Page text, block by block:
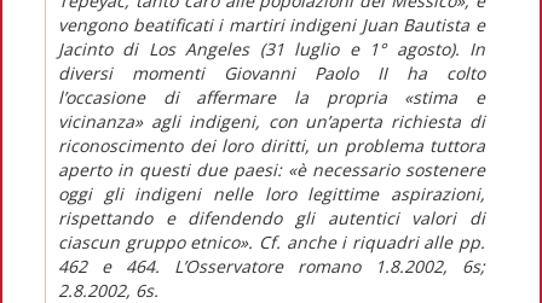
vengono beatificati i martiri indigeni Juan Bautista e
Jacinto di Los Angeles (31 luglio e 1° agosto). In
diversi momenti Giovanni Paolo II ha colto
l’occasione di affermare la propria «stima e
vicinanza» agli indigeni, con un’aperta richiesta di
riconoscimento dei loro diritti, un problema tuttora
aperto in questi due paesi: «è necessario sostenere
oggi gli indigeni nelle loro legittime aspirazioni,
rispettando e difendendo gli autentici valori di
ciascun gruppo etnico». Cf. anche i riquadri alle pp.
462 e 464. L’Osservatore romano 1.8.2002, 6s;
2.8.2002, 6s.